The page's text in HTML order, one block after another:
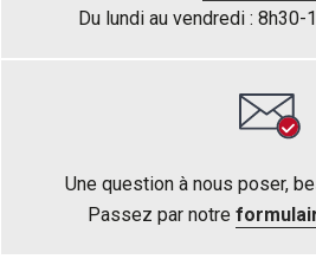
Du lundi au vendredi :
Une question à nous poser,
Passez par notre